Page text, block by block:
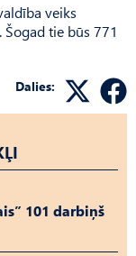
veiks
tie būs 771
Dalies:
101 darbiņš